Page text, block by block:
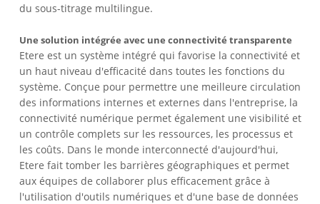
du sous-titrage multilingue.
Une solution intégrée avec une connectivité transparente
Etere est un système intégré qui favorise la connectivité et
un haut niveau d'efficacité dans toutes les fonctions du
système. Conçue pour permettre une meilleure circulation
des informations internes et externes dans l'entreprise, la
connectivité numérique permet également une visibilité et
un contrôle complets sur les ressources, les processus et
les coûts. Dans le monde interconnecté d'aujourd'hui,
Etere fait tomber les barrières géographiques et permet
aux équipes de collaborer plus efficacement grâce à
l'utilisation d'outils numériques et d'une base de données